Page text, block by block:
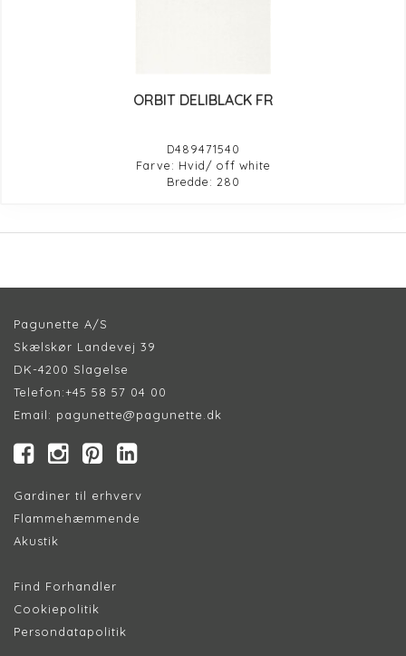
ORBIT DELIBLACK FR
D489471540
Farve: Hvid/ off white
Bredde: 280
Pagunette A/S
Skælskør Landevej 39
DK-4200 Slagelse
Telefon:+45 58 57 04 00
Email: pagunette@pagunette.dk
Gardiner til erhverv
Flammehæmmende
Akustik
Find Forhandler
Cookiepolitik
Persondatapolitik